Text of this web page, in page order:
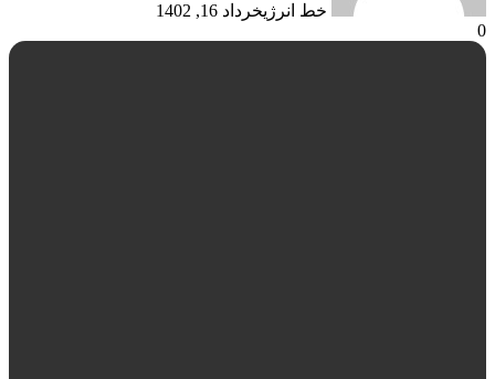
خط انرژیخرداد 16, 1402
0